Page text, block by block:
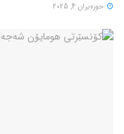
حوزه‌یران 4, 2025